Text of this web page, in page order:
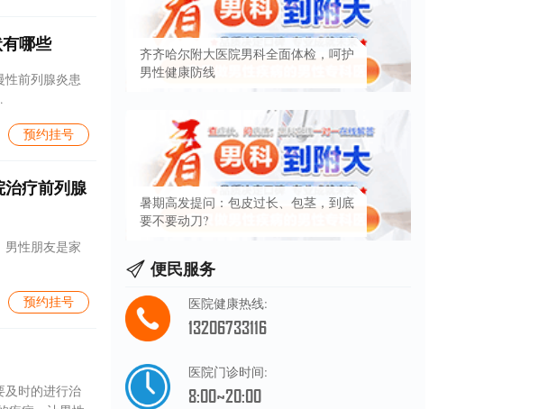
哪些
性前列腺炎患
预约挂号
疗前列腺
男性朋友是家
预约挂号
及时的进行治
齐齐哈尔附大医院男科全面体检，呵护
男性健康防线
暑期高发提问：包皮过长、包茎，到底
要不要动刀?
便民服务
医院健康热线:
13206733116
医院门诊时间:
8:00~20:00